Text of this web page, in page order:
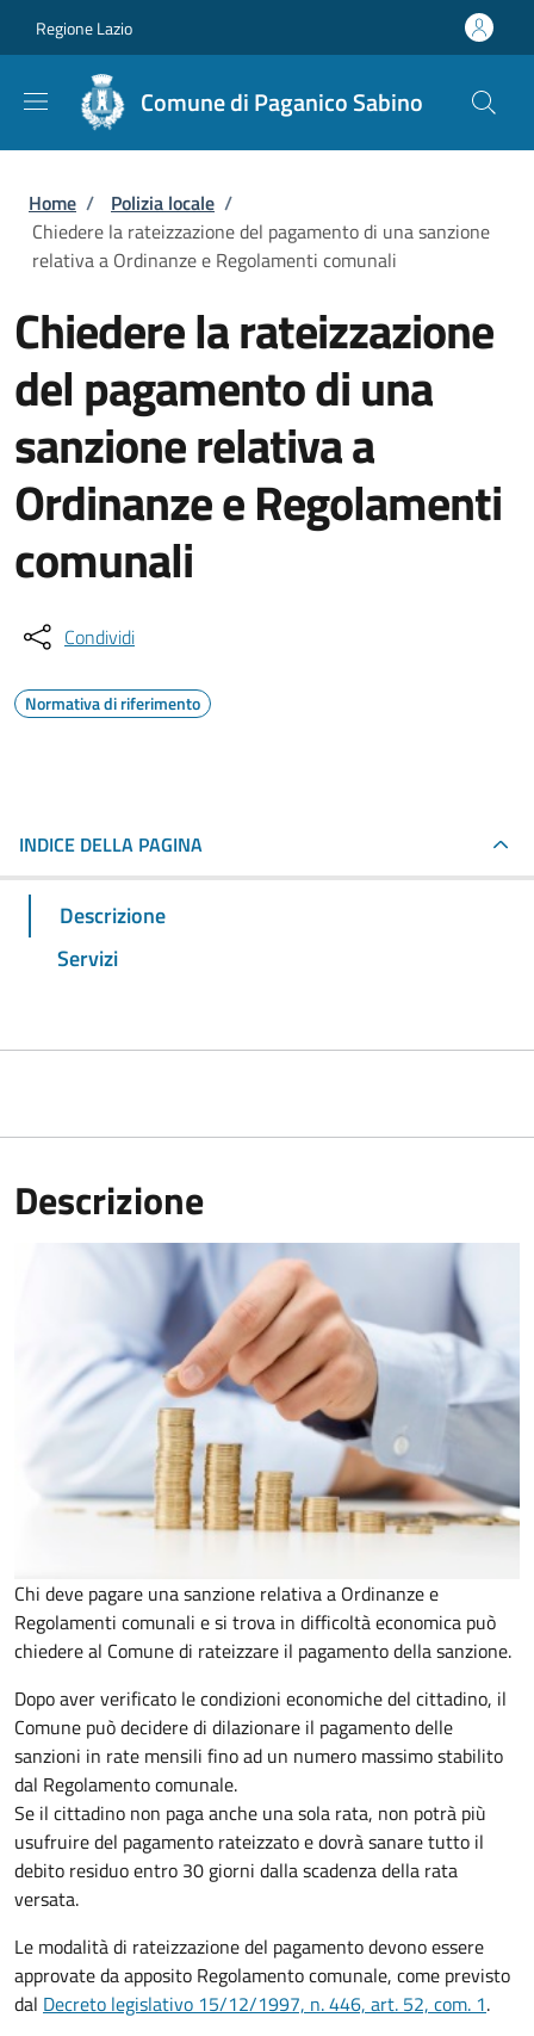
Regione Lazio
Comune di Paganico Sabino
Briciole di pane
Home / Polizia locale /
Chiedere la rateizzazione del pagamento di una sanzione
relativa a Ordinanze e Regolamenti comunali
Chiedere la rateizzazione
del pagamento di una
sanzione relativa a
Ordinanze e Regolamenti
comunali
Condividi
Normativa di riferimento
INDICE DELLA PAGINA
Descrizione
Servizi
Descrizione
Chi deve pagare una sanzione relativa a Ordinanze e
Regolamenti comunali e si trova in difficoltà economica può
chiedere al Comune di rateizzare il pagamento della sanzione.
Dopo aver verificato le condizioni economiche del cittadino, il
Comune può decidere di dilazionare il pagamento delle
sanzioni in rate mensili fino ad un numero massimo stabilito
dal Regolamento comunale.
Se il cittadino non paga anche una sola rata, non potrà più
usufruire del pagamento rateizzato e dovrà sanare tutto il
debito residuo entro 30 giorni dalla scadenza della rata
versata.
Le modalità di rateizzazione del pagamento devono essere
approvate da apposito Regolamento comunale, come previsto
dal Decreto legislativo 15/12/1997, n. 446, art. 52, com. 1.